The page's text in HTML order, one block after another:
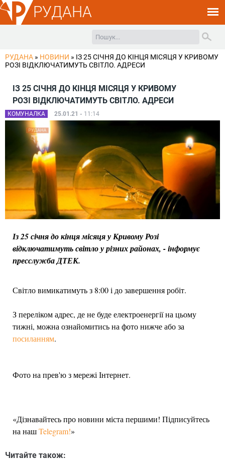
РУДАНА
РУДАНА » НОВИНИ » ІЗ 25 СІЧНЯ ДО КІНЦЯ МІСЯЦЯ У КРИВОМУ
РОЗІ ВІДКЛЮЧАТИМУТЬ СВІТЛО. АДРЕСИ
ІЗ 25 СІЧНЯ ДО КІНЦЯ МІСЯЦЯ У КРИВОМУ
РОЗІ ВІДКЛЮЧАТИМУТЬ СВІТЛО. АДРЕСИ
КОМУНАЛКА 25.01.21 - 11:14
Із 25 січня до кінця місяця у Кривому Розі
відключатимуть світло у різних районах, - інформує
пресслужба ДТЕК.
Світло вимикатимуть з 8:00 і до завершення робіт.
З переліком адрес, де не буде електроенергії на цьому
тижні, можна ознайомитись на фото нижче або за
посиланням.
Фото на прев'ю з мережі Інтернет.
«Дізнавайтесь про новини міста першими! Підписуйтесь
на нашTelegram!»
Читайте також: